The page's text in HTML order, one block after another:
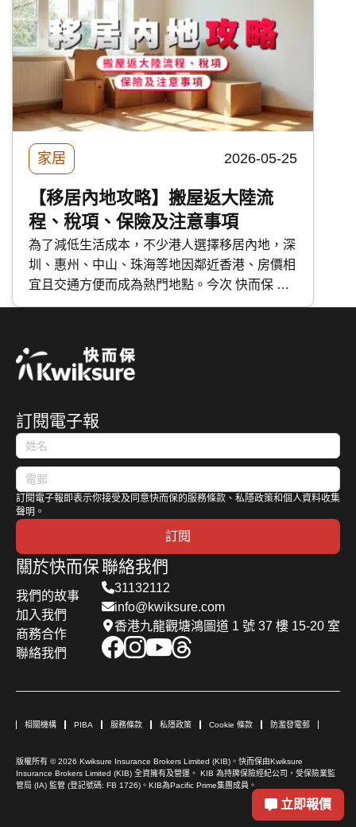
備充足迎接新居。
家居 2026-05-25
【移居內地攻略】搬屋返大陸流
程、稅項、保險及注意事項
為了減低生活成本，不少港人選擇移居內地，深
圳、惠州、中山、珠海等地因鄰近香港、房價相
宜且交通方便而成為熱門地點。今次 快而保 詳
細講解搬屋返大陸的規定、流程、 保險及注意
訂閱電子報
訂閱電子報即表示你接受及同意快而保的服務條款、私隱政策和個人資料收集
聲明。
訂閱
關於快而保
我們的故事
加入我們
商務合作
聯絡我們
聯絡我們
31132112
info@kwiksure.com
香港九龍觀塘鴻圖道 1 號 37 樓 15-20 室
相關機構 PIBA 服務條款 私隱政策 Cookie 條款 防濫發電郵
版權所有 © 2026 Kwiksure Insurance Brokers Limited (KIB)。快而保由Kwiksure
Insurance Brokers Limited (KIB) 全資擁有及營運。 KIB 為持牌保險經紀公司，受保險業監
管局 (IA) 監管 (登記號碼: FB 1726)。KIB為Pacific Prime集團成員。
立即報價